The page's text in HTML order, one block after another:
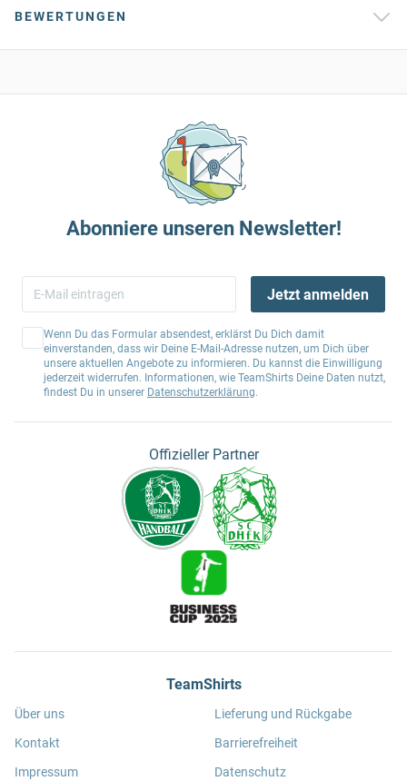
BEWERTUNGEN
Abonniere unseren Newsletter!
Jetzt anmelden
Wenn Du das Formular absendest, erklärst Du Dich damit
einverstanden, dass wir Deine E-Mail-Adresse nutzen, um Dich über
unsere aktuellen Angebote zu informieren. Du kannst die Einwilligung
jederzeit widerrufen. Informationen, wie TeamShirts Deine Daten nutzt,
findest Du in unserer Datenschutzerklärung.
Offizieller Partner
TeamShirts
Über uns
Kontakt
Impressum
Lieferung und Rückgabe
Barrierefreiheit
Datenschutz